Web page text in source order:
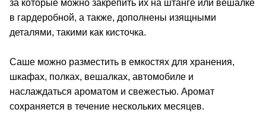
за которые можно закрепить их на штанге или вешалке
в гардеробной, а также, дополнены изящными
деталями, такими как кисточка.
Саше можно разместить в емкостях для хранения,
шкафах, полках, вешалках, автомобиле и
наслаждаться ароматом и свежестью. Аромат
сохраняется в течение нескольких месяцев.